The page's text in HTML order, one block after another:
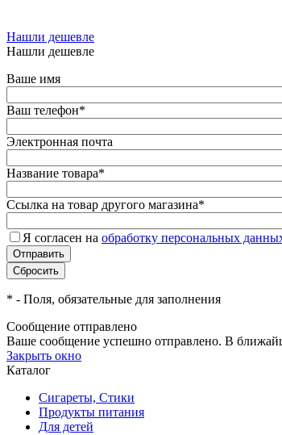
Нашли дешевле
Нашли дешевле
Ваше имя
Ваш телефон*
Электронная почта
Название товара*
Ссылка на товар другого магазина*
Я согласен на обработку персональных
* - Поля, обязательные для заполнения
Сообщение отправлено
Ваше сообщение успешно отправлено. В
Закрыть окно
Каталог
Сигареты, Стики
Продукты питания
Для детей